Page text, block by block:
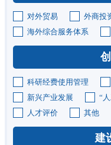
对外贸易 外商投
海外综合服务体系
科研经费使用管理
新兴产业发展
“
人才评价
其他
建